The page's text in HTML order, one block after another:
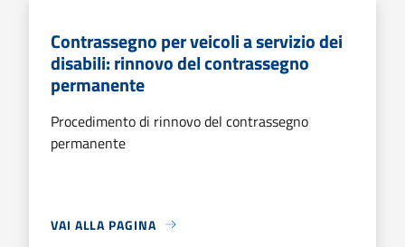
Contrassegno per veicoli a servizio dei
disabili: rinnovo del contrassegno
permanente
Procedimento di rinnovo del contrassegno
permanente
VAI ALLA PAGINA